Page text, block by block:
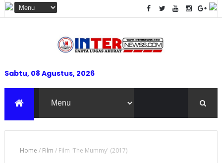
Sabtu, 08 Agustus, 2026
Home / Film / Film 'The Mummy' (2017)